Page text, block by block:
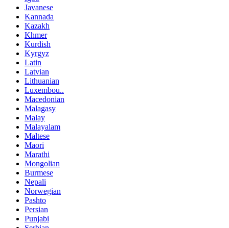
Javanese
Kannada
Kazakh
Khmer
Kurdish
Kyrgyz
Latin
Latvian
Lithuanian
Luxembou..
Macedonian
Malagasy
Malay
Malayalam
Maltese
Maori
Marathi
Mongolian
Burmese
Nepali
Norwegian
Pashto
Persian
Punjabi